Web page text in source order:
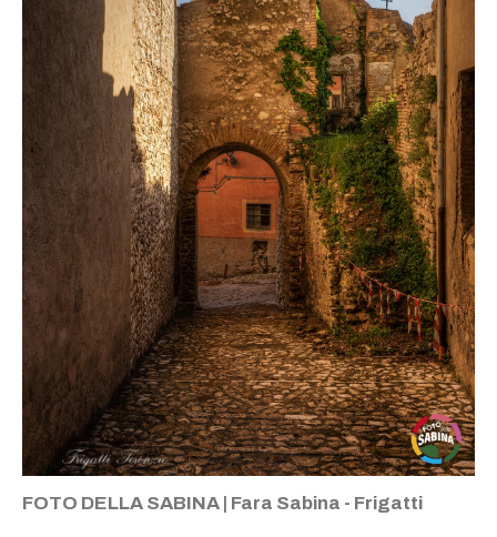
FOTO DELLA SABINA | Fara Sabina - Frigatti